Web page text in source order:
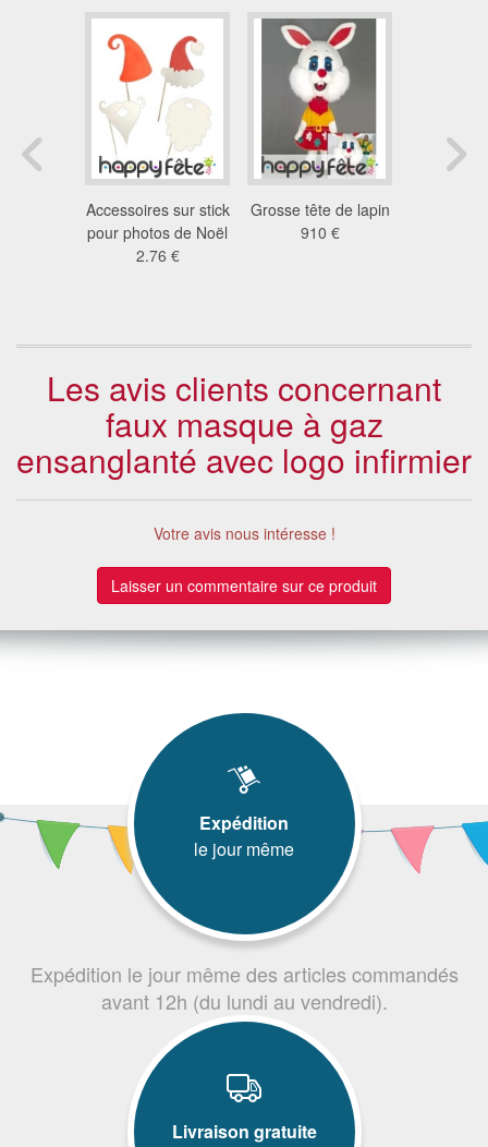
Accessoires sur stick
pour photos de Noël
2.76 €
Grosse tête de lapin
910 €
Les avis clients concernant
faux masque à gaz
ensanglanté avec logo infirmier
Votre avis nous intéresse !
Laisser un commentaire sur ce produit
Expédition
le jour même
Expédition le jour même des articles commandés
avant 12h (du lundi au vendredi).
Livraison gratuite